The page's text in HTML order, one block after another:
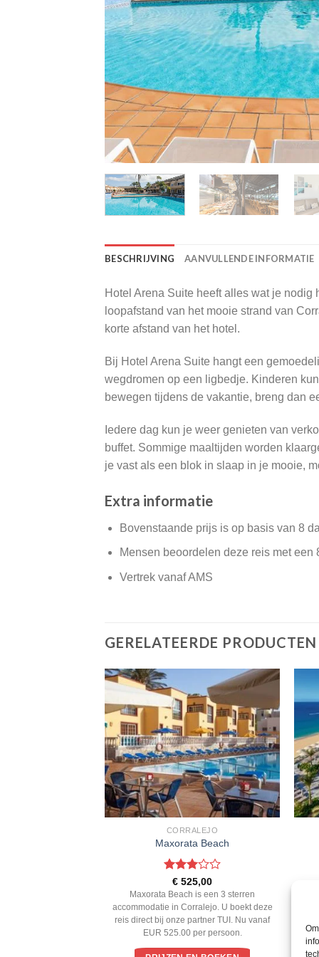
BESCHRIJVING AANVULLENDE INFORMATIE
Hotel Arena Suite heeft alles wat je
loopafstand van het mooie strand van
korte afstand van het hotel.
Bij Hotel Arena Suite hangt een
wegdromen op een ligbedje. Kinderen
bewegen tijdens de vakantie, breng dan
Iedere dag kun je weer genieten van
buffet. Sommige maaltijden worden
je vast als een blok in slaap in je mooie,
Extra informatie
Bovenstaande prijs is op basis van 8
Mensen beoordelen deze reis met een
Vertrek vanaf AMS
GERELATEERDE PRODUCTEN
CORRALEJO
Maxorata Beach
Gewaardeerd
3uit 5
€ 525,00
Maxorata Beach is een 3 sterren
accommodatie in Corralejo. U boekt deze
reis direct bij onze partner TUI. Nu vanaf
EUR 525.00 per persoon.